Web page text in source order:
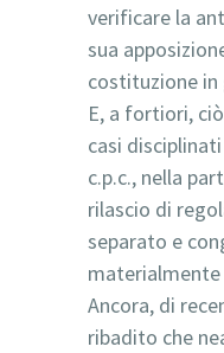
verificare la
sua
costituzione in
E, a fortiori,
casi
c.p.c., nella
rilascio di
separato e
materialmente
Ancora, di
ribadito che